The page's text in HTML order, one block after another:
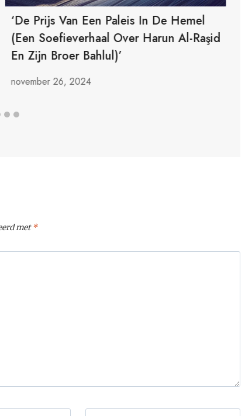
‘De Prijs Van Een Paleis In De Hemel
(Een Soefieverhaal Over Harun Al-Raşid
En Zijn Broer Bahlul)’
november 26, 2024
met*